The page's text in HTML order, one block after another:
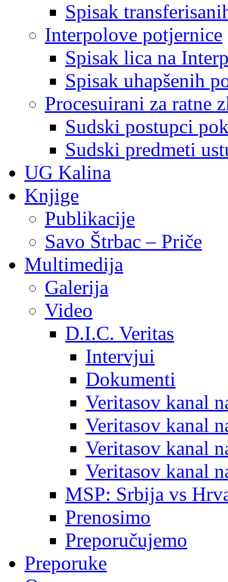
Spisak
Interpolove potjernice
Spisak lica na
Spisak uhapšenih
Procesuirani za ratne
Sudski postupci
Sudski predmeti
UG Kalina
Knjige
Publikacije
Savo Štrbac – Priče
Multimedija
Galerija
Video
D.I.C. Veritas
Intervjui
Dokumenti
Veritasov kanal
Veritasov kanal
Veritasov kanal
Veritasov kanal
MSP: Srbija vs
Prenosimo
Preporučujemo
Preporuke